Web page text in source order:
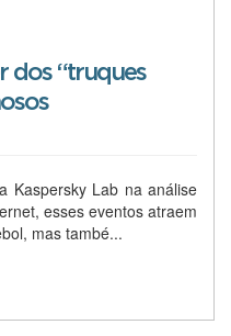
dos “truques
Kaspersky Lab na análise
esses eventos atraem
mas també...